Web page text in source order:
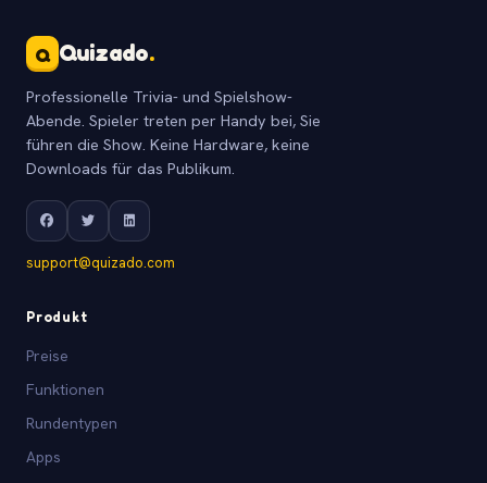
Q Quizado.
Professionelle Trivia- und Spielshow-
Abende. Spieler treten per Handy bei, Sie
führen die Show. Keine Hardware, keine
Downloads für das Publikum.
support@quizado.com
Produkt
Preise
Funktionen
Rundentypen
Apps